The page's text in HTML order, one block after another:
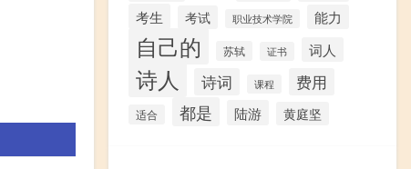
考生 考试 职业技术学院 能力
自己的 苏轼 证书 词人
诗人 诗词 课程 费用
适合 都是 陆游 黄庭坚